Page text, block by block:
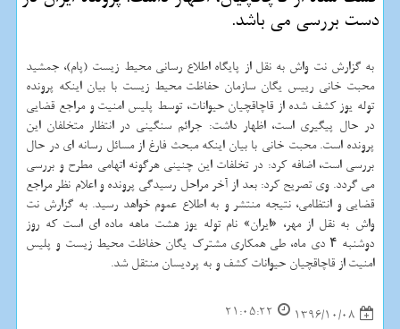
دست بررسی می باشد.
به گزارش نت واش به نقل از پایگاه اطلاع رسانی محیط زیست (پام)، جمشید
محبت خانی رییس یگان سازمان حفاظت محیط زیست با بیان اینكه پرونده
توله یوز كشف شده از قاچاقچیان حیوانات، توسط پلیس امنیت و مراجع قضایی
در حال پیگیری است، اظهار داشت: جرائم سنگینی در انتظار متخلفان این
پرونده است. محبت خانی با بیان اینكه مبحث فارغ از مسائل رسانه ای در حال
بررسی است، اضافه كرد: در تخلفات این چنینی هرگونه اتهامی مطرح و بررسی
می گردد. وی تصریح كرد: بعد از آخر مراحل رسیدگی پرونده و اعلام نظر مراجع
قضایی و انتظامی، نتیجه منتشر و به اطلاع عموم خواهد رسید. به گزارش نت
واش به نقل از مهر، «ایران» نام توله یوز هشت ماهه ماده ای است كه روز
دوشنبه ۴ دی ماه، طی همكاری مشترك یگان حفاظت محیط زیست و پلیس
امنیت از قاچاقچیان حیوانات كشف و به پردیسان منتقل شد.
1396/10/08
21:05:22